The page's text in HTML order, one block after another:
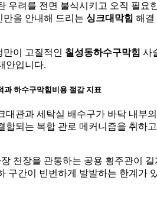
우려를 전면 불식시키고 오직 필요
을 안내해 드리는 싱크대막힘 해결
이 고질적인 칠성동하수구막힘 사
안입니다.
과 하수구막힘비용 절감 지표
대관과 세탁실 배수구가 바닥 내부의
합되는 복합 관로 메커니즘을 취하고
천장을 관통하는 공용 횡주관이 길
구간이 빈번하게 발발하는 한계가